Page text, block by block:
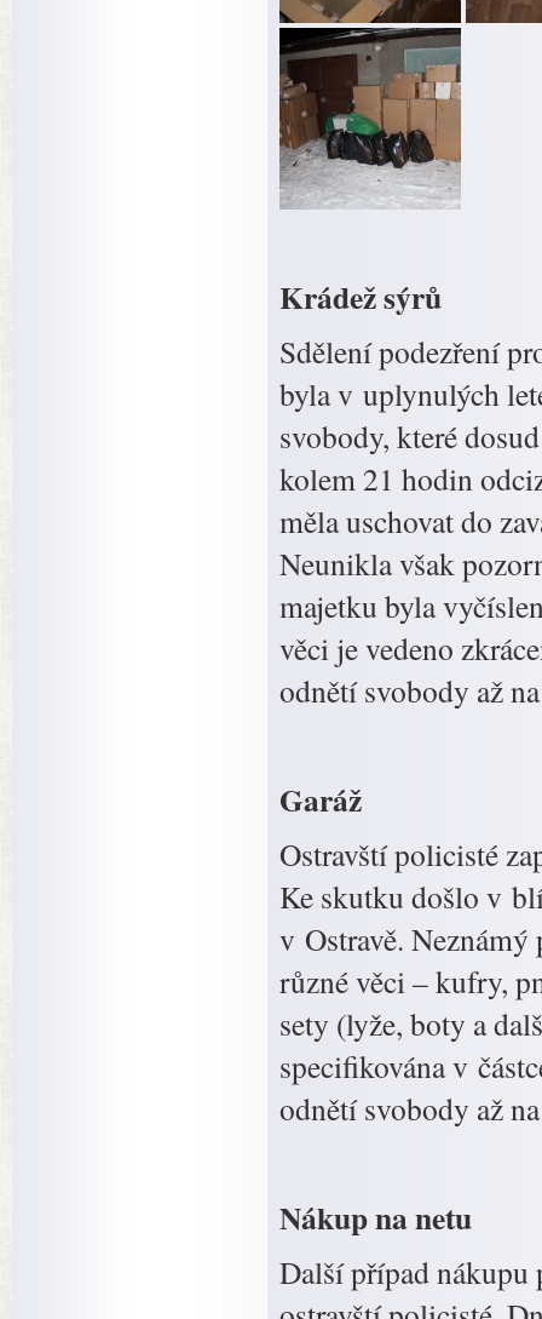
Krádež sýrů
Sdělení podezření
byla v uplynulých
svobody, které
kolem 21 hodin
měla uschovat do
Neunikla však
majetku byla
věci je vedeno
odnětí svobody až
Garáž
Ostravští policisté
Ke skutku došlo v
v Ostravě.
různé věci – kufry,
sety (lyže, boty a
specifikována v
odnětí svobody až
Nákup na netu
Další případ nákupu